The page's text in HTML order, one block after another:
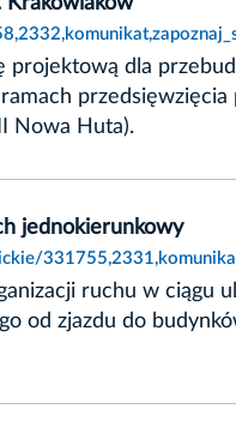
dla
Nowa Huta).
jednokierunkowy
ruchu w ciągu
od zjazdu do